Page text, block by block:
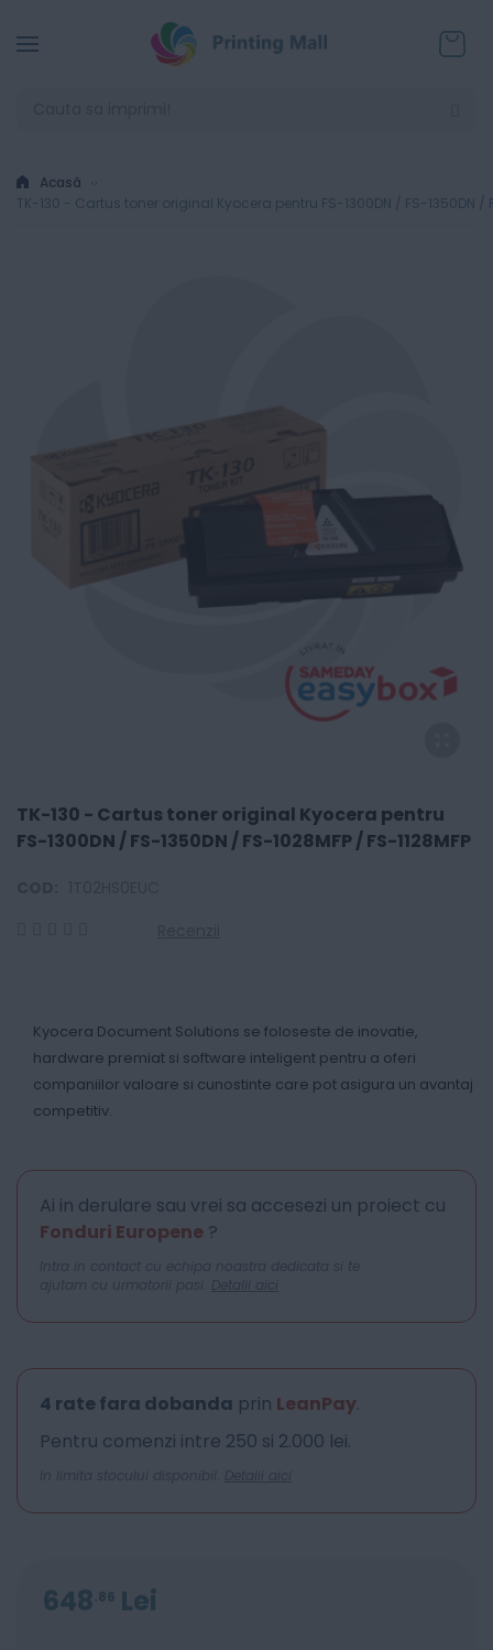
Acasă
TK-130 - Cartus toner original Kyocera pentru FS-1300DN / FS-1350DN /
TK-130 - Cartus toner original Kyocera pentru
FS-1300DN / FS-1350DN / FS-1028MFP / FS-1128MFP
Kyocera Document Solutions se foloseste de inovatie,
hardware premiat si software inteligent pentru a oferi
companiilor valoare si cunostinte care pot asigura un avantaj
competitiv.
Ai in derulare sau vrei sa accesezi un proiect cu
Fonduri Europene ?
Intra in contact cu echipa noastra dedicata si te
ajutam cu urmatorii pasi. Detalii aici
4 rate fara dobanda prin LeanPay.
Pentru comenzi intre 250 si 2.000 lei.
In limita stocului disponibil. Detalii aici
648 86 Lei